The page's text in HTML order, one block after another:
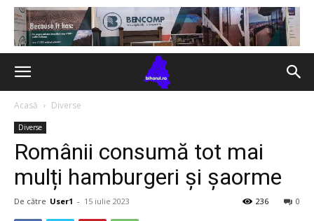
Acasă Diverse
Diverse
Românii consumă tot mai
mulți hamburgeri și șaorme
De către User1 - 15 iulie 2023 0
236